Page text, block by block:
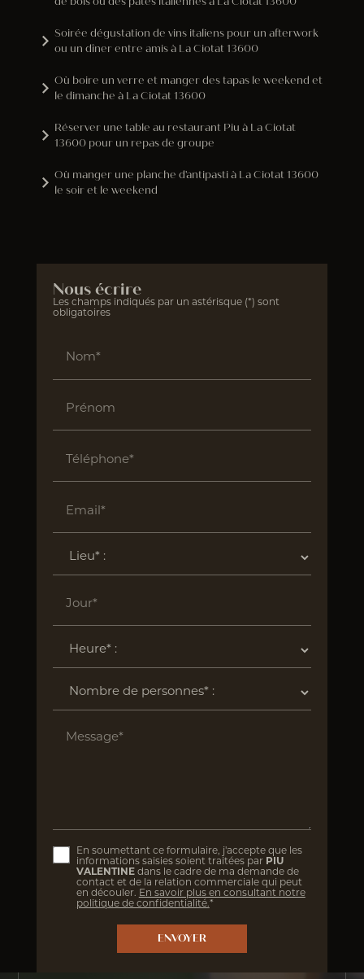
Soirée dégustation de vins italiens pour un afterwork
ou un dîner entre amis à La Ciotat 13600
Où boire un verre et manger des tapas le weekend et
le dimanche à La Ciotat 13600
Réserver une table au restaurant Piu à La Ciotat
13600 pour un repas de groupe
Où manger une planche d'antipasti à La Ciotat 13600
le soir et le weekend
Nous écrire
Les champs indiqués par un astérisque (*) sont
obligatoires
Nom*
Prénom
Téléphone*
Email*
Jour*
Message*
En soumettant ce formulaire, j'accepte que les
informations saisies soient traitées par PIU
VALENTINEdans le cadre de ma demande de
contact et de la relation commerciale qui peut
en découler. En savoir plus en consultant notre
politique de confidentialité.*